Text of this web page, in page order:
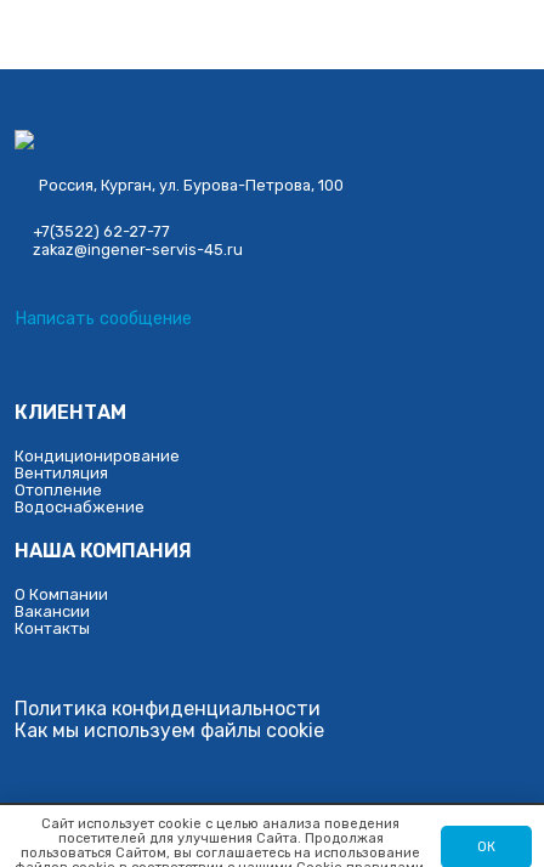
Россия, Курган, ул. Бурова-Петрова, 100
+7(3522) 62-27-77
zakaz@ingener-servis-45.ru
Написать сообщение
КЛИЕНТАМ
Кондиционирование
Вентиляция
Отопление
Водоснабжение
НАША КОМПАНИЯ
О Компании
Вакансии
Контакты
Политика конфиденциальности
Как мы используем файлы cookie
Создание и продвижение сайтов
Веб-студия ПроффИТ
Платформа для
управления бизнесом
Сайт использует cookie с целью анализа поведения
посетителей для улучшения Сайта. Продолжая
пользоваться Сайтом, вы соглашаетесь на использование
ОК